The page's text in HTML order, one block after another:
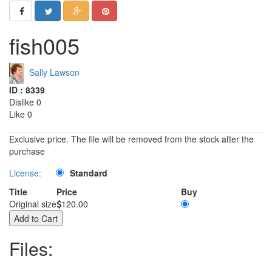
fish005
Sally Lawson
ID : 8339
Dislike 0
Like 0
Exclusive price. The file will be removed from the stock after the
purchase
License:
Standard
Title
Price
Buy
Original size 120.00
Files: